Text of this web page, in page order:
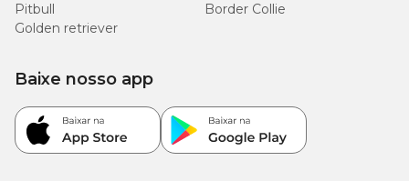
Pitbull
Border Collie
Golden retriever
Baixe nosso app